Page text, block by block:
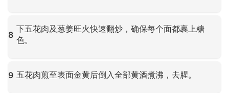
8
下五花肉及葱姜旺火快速翻炒，确保每个面都裹上糖
色。
9 五花肉煎至表面金黄后倒入全部黄酒煮沸，去腥。